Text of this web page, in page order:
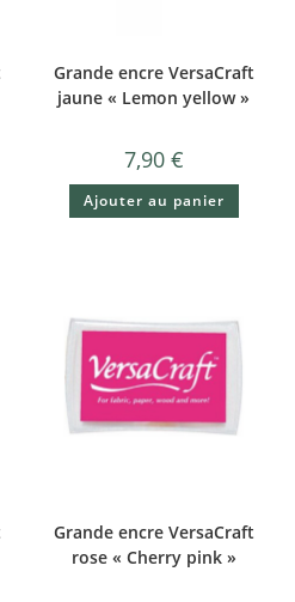
Grande encre VersaCraft
jaune « Lemon yellow »
7,90 €
Ajouter au panier
Grande encre VersaCraft
rose « Cherry pink »